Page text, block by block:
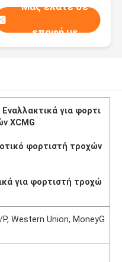
Μας ελάτε σε
επαφή με
Εναλλακτικά για φορτι
XCMG
φορτιστή τροχών
για φορτιστή τροχώ
Western Union, MoneyG